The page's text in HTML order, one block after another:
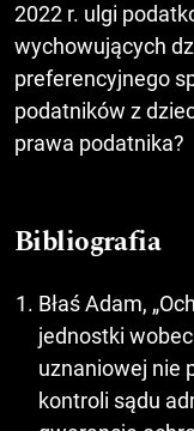
2022 r. ulgi
wychowujących
preferencyjnego
podatników z
prawa podatnika?
Bibliografia
Błaś Adam,
jednostki
uznaniowej nie
kontroli sądu